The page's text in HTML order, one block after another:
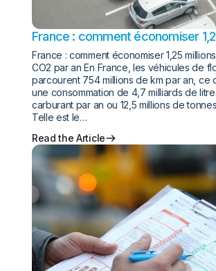
France : comment économiser
de tonnes de CO2 par an
France : comment économiser 1,25
CO2 par an En France, les véhicules de
parcourent 754 millions de km par an, ce
une consommation de 4,7 milliards de
carburant par an ou 12,5 millions de
Telle est le…
Read the Article